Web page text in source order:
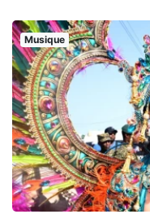
Musique